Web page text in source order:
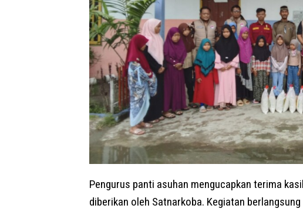
Pengurus panti asuhan mengucapkan terima
diberikan oleh Satnarkoba. Kegiatan